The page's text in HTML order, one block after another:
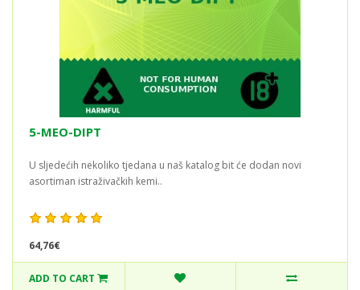
5-MEO-DIPT
U sljedećih nekoliko tjedana u naš katalog bit će dodan novi
asortiman istraživačkih kemi..
64,76€
ADD TO CART